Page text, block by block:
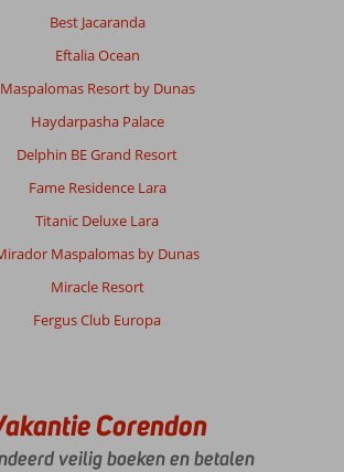
Best Jacaranda
Eftalia Ocean
Maspalomas Resort by Dunas
Haydarpasha Palace
Delphin BE Grand Resort
Fame Residence Lara
Titanic Deluxe Lara
Maspalomas by Dunas
Miracle Resort
Fergus Club Europa
Corendon
veilig boeken en betalen